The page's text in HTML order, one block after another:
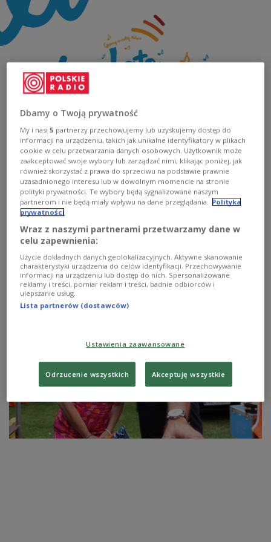
"Lato z Radiem" w Solcu
Kujawskim
Dbamy o Twoją prywatność
My i nasi5 partnerzy przechowujemy lub uzyskujemy dostęp do
informacji na urządzeniu, takich jak unikalne identyfikatory w plikach
cookie w celu przetwarzania danych osobowych. Użytkownik może
zaakceptować swoje wybory lub zarządzać nimi, klikając poniżej, jak
również skorzystać z prawa do sprzeciwu na podstawie prawnie
uzasadnionego interesu lub w dowolnym momencie na stronie
polityki prywatności. Te wybory będą sygnalizowane naszym
partnerom i nie będą miały wpływu na dane przeglądania. Polityka
prywatności
Wraz z naszymi partnerami przetwarzamy dane w
celu zapewnienia:
Użycie dokładnych danych geolokalizacyjnych. Aktywne skanowanie
charakterystyki urządzenia do celów identyfikacji. Przechowywanie
informacji na urządzeniu lub dostęp do nich. Spersonalizowane
reklamy i treści, pomiar reklam i treści, badnie odbiorców i
ulepszanie usług.
Lista partnerów (dostawców)
Ustawienia zaawansowane
Odrzucenie wszystkich Akceptuję wszystkie